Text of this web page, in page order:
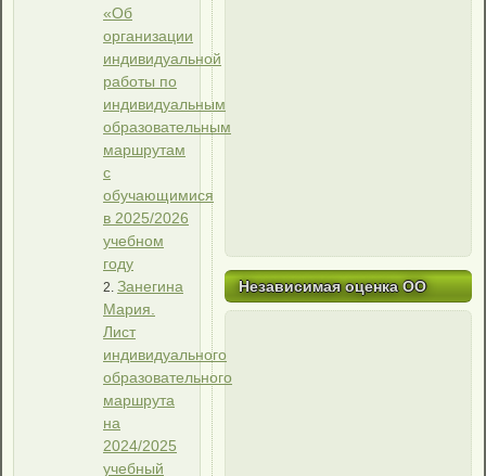
«Об
организации
индивидуальной
работы по
индивидуальным
образовательным
маршрутам
с
обучающимися
в 2025/2026
учебном
году
Занегина
Мария.
Лист
индивидуального
образовательного
маршрута
на
2024/2025
учебный
Независимая оценка ОО